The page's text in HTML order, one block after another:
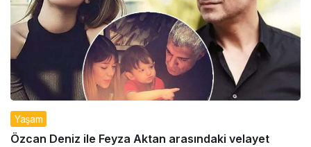
Yaşam
Özcan Deniz ile Feyza Aktan arasındaki velayet